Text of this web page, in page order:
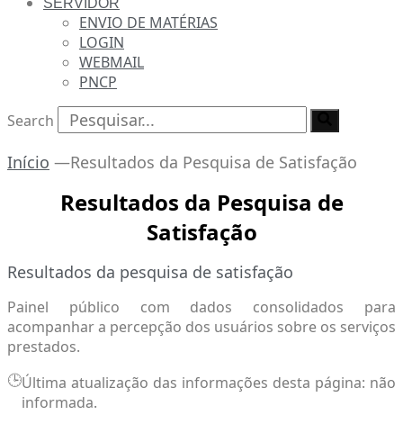
SERVIDOR
ENVIO DE MATÉRIAS
LOGIN
WEBMAIL
PNCP
Search
Início —Resultados da Pesquisa de Satisfação
Resultados da Pesquisa de
Satisfação
Resultados da pesquisa de satisfação
Painel público com dados consolidados para
acompanhar a percepção dos usuários sobre os serviços
prestados.
🕒Última atualização das informações desta página: não
informada.